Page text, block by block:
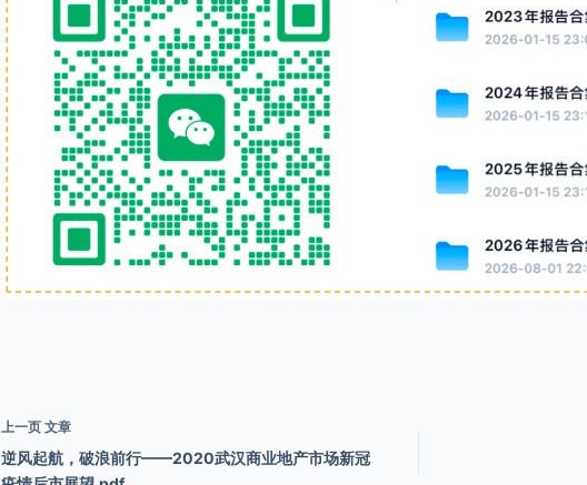
上一页 文章
逆风起航，破浪前行——2020武汉商业地产市场新冠